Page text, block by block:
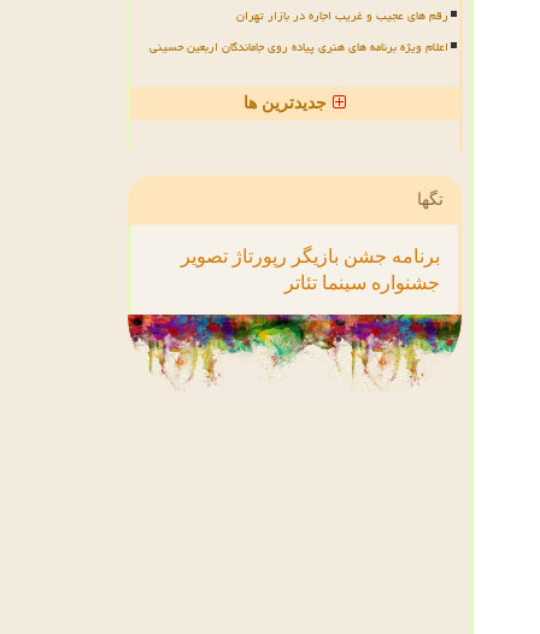
رقم های عجیب و غریب اجاره در بازار تهران
اعلام ویژه برنامه های هنری پیاده روی جاماندگان اربعین حسینی
جدیدترین ها
تگها
برنامه جشن بازیگر رپورتاژ تصویر
جشنواره سینما تئاتر